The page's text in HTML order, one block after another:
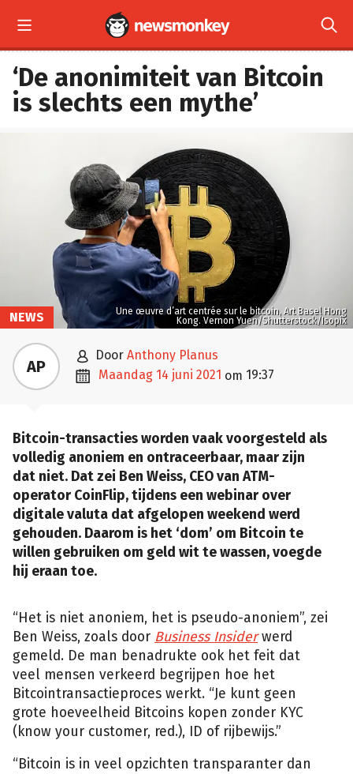
 
‘De anonimiteit van Bitcoin
is slechts een mythe’
Une œuvre d’art centrée sur le bitcoin, Art Basel Hong
Kong. Vernon Yuen/Shutterstock/Isopix
NEWS
AP  door Anthony Planus
 maandag 14 juni 2021 om 19:37
Bitcoin-transacties worden vaak voorgesteld als
volledig anoniem en ontraceerbaar, maar zijn
dat niet. Dat zei Ben Weiss, CEO van ATM-
operator CoinFlip, tijdens een webinar over
digitale valuta dat afgelopen weekend werd
gehouden. Daarom is het ‘dom’ om Bitcoin te
willen gebruiken om geld wit te wassen, voegde
hij eraan toe.
“Het is niet anoniem, het is pseudo-anoniem”, zei
Ben Weiss, zoals door Business Insiderwerd
gemeld. De man benadrukte ook het feit dat
veel mensen verkeerd begrijpen hoe het
Bitcointransactieproces werkt. “Je kunt geen
grote hoeveelheid Bitcoins kopen zonder KYC
(know your customer, red.), ID of rijbewijs.”
“Bitcoin is in veel opzichten transparanter dan